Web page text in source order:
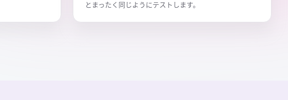
とまったく同じようにテストします。